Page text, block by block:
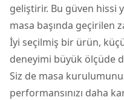
geliştirir. Bu güven hissi
masa başında geçirilen
İyi seçilmiş bir ürün,
deneyimi büyük ölçüde
Siz de masa
performansınızı daha